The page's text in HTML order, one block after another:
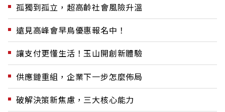
孤獨到孤立，超高齡社會風險升溫
遠見高峰會早鳥優惠報名中！
讓支付更懂生活！玉山開創新體驗
供應鏈重組，企業下一步怎麼佈局
破解決策新焦慮，三大核心能力